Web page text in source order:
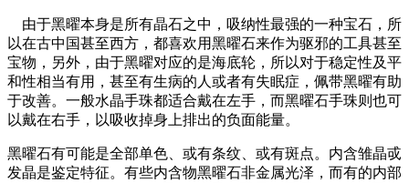
由于黑曜本身是所有晶石之中，吸纳性最强的一种宝石，所
以在古中国甚至西方，都喜欢用黑曜石来作为驱邪的工具甚至
宝物，另外，由于黑曜对应的是海底轮，所以对于稳定性及平
和性相当有用，甚至有生病的人或者有失眠症，佩带黑曜有助
于改善。一般水晶手珠都适合戴在左手，而黑曜石手珠则也可
以戴在右手，以吸收掉身上排出的负面能量。
黑曜石有可能是全部单色、或有条纹、或有斑点。内含雏晶戓
发晶是鉴定特征。有些内含物黑曜石非金属光泽，而有的内部